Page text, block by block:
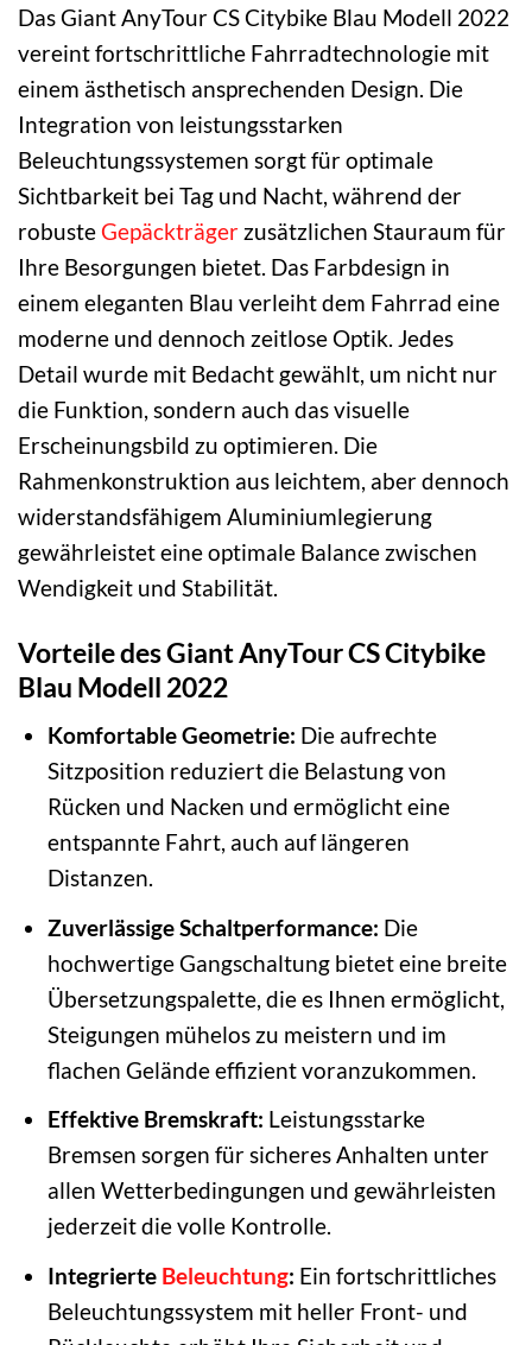
Das Giant AnyTour CS Citybike Blau Modell 2022
vereint fortschrittliche Fahrradtechnologie mit
einem ästhetisch ansprechenden Design. Die
Integration von leistungsstarken
Beleuchtungssystemen sorgt für optimale
Sichtbarkeit bei Tag und Nacht, während der
robusteGepäckträger zusätzlichen Stauraum für
Ihre Besorgungen bietet. Das Farbdesign in
einem eleganten Blau verleiht dem Fahrrad eine
moderne und dennoch zeitlose Optik. Jedes
Detail wurde mit Bedacht gewählt, um nicht nur
die Funktion, sondern auch das visuelle
Erscheinungsbild zu optimieren. Die
Rahmenkonstruktion aus leichtem, aber dennoch
widerstandsfähigem Aluminiumlegierung
gewährleistet eine optimale Balance zwischen
Wendigkeit und Stabilität.
Vorteile des Giant AnyTour CS Citybike
Blau Modell 2022
Komfortable Geometrie: Die aufrechte
Sitzposition reduziert die Belastung von
Rücken und Nacken und ermöglicht eine
entspannte Fahrt, auch auf längeren
Distanzen.
Zuverlässige Schaltperformance: Die
hochwertige Gangschaltung bietet eine breite
Übersetzungspalette, die es Ihnen ermöglicht,
Steigungen mühelos zu meistern und im
flachen Gelände effizient voranzukommen.
Effektive Bremskraft: Leistungsstarke
Bremsen sorgen für sicheres Anhalten unter
allen Wetterbedingungen und gewährleisten
jederzeit die volle Kontrolle.
Integrierte Beleuchtung: Ein fortschrittliches
Beleuchtungssystem mit heller Front- und